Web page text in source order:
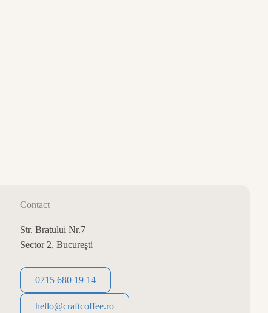
Contact
Str. Bratului Nr.7
Sector 2, Bucureşti
0715 680 19 14
hello@craftcoffee.ro